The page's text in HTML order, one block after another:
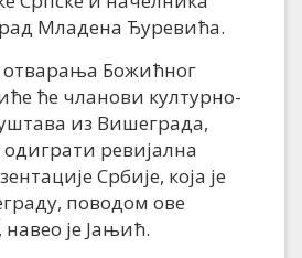
Младена Ђуревића.
отварања Божићног
ће чланови културно-
из Вишеграда,
одиграти ревијална
Србије, која је
поводом ове
је Јањић.